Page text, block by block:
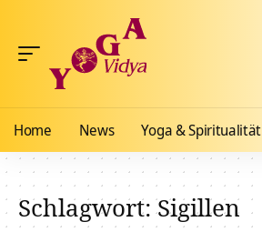
Home News Yoga & Spiritualität
Schlagwort:Sigillen